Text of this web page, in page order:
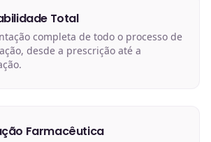
Total
completa de todo o processo de
desde a prescrição até a
Farmacêutica